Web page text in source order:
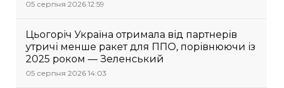
05 серпня 2026 12:59
Цьогоріч Україна отримала від партнерів
утричі менше ракет для ППО, порівнюючи із
2025 роком — Зеленський
05 серпня 2026 14:03